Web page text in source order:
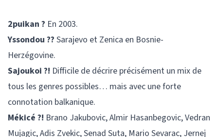
2puikan ? En 2003.
Yssondou ?? Sarajevo et Zenica en Bosnie-
Herzégovine.
Sajoukoi ?! Difficile de décrire précisément un mix de
tous les genres possibles… mais avec une forte
connotation balkanique.
Mékicé ?! Brano Jakubovic, Almir Hasanbegovic, Vedran
Mujagic, Adis Zvekic, Senad Suta, Mario Sevarac, Jernej